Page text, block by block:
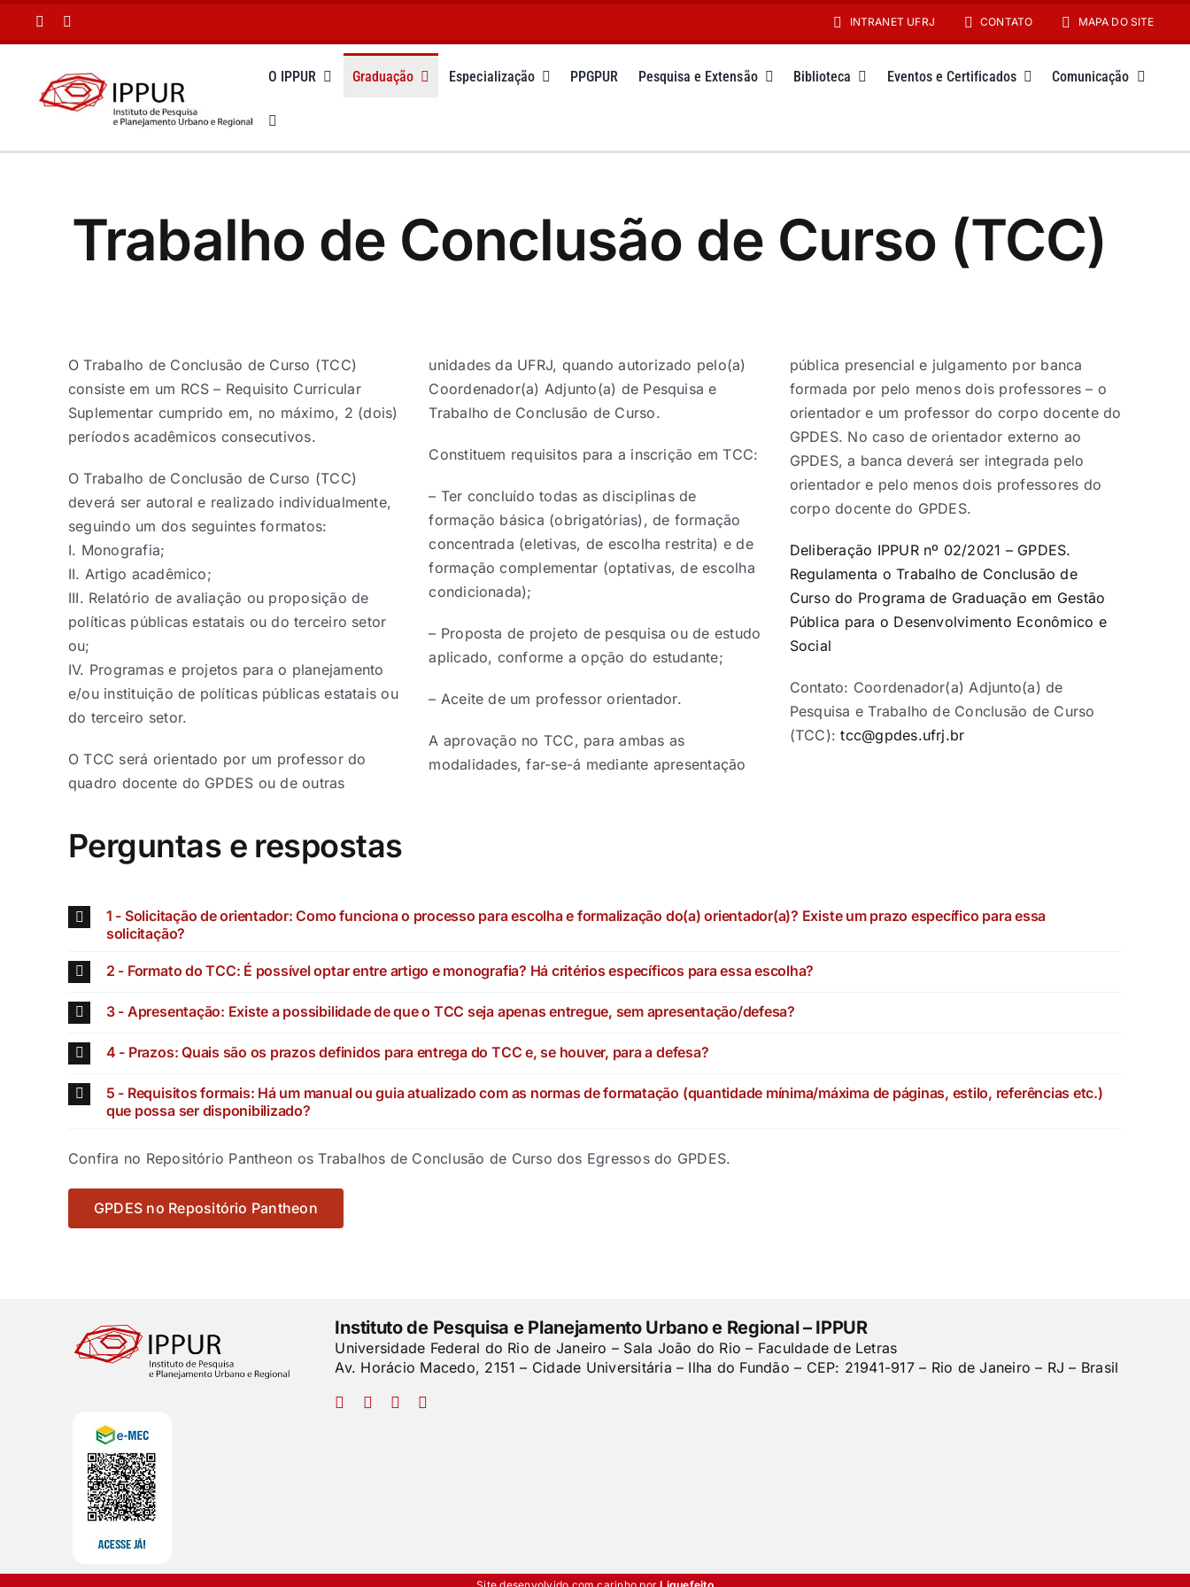
conteúdo
INTRANET UFRJ CONTATO MAPA DO SITE
O IPPUR Graduação Especialização PPGPUR Pesquisa e Extensão Biblioteca Eventos e Certificados Comunicação
Trabalho de Conclusão de Curso (TCC)
O Trabalho de Conclusão de Curso (TCC)
consiste em um RCS – Requisito Curricular
Suplementar cumprido em, no máximo, 2 (dois)
períodos acadêmicos consecutivos.
O Trabalho de Conclusão de Curso (TCC)
deverá ser autoral e realizado individualmente,
seguindo um dos seguintes formatos:
I. Monografia;
II. Artigo acadêmico;
III. Relatório de avaliação ou proposição de
políticas públicas estatais ou do terceiro setor
ou;
IV. Programas e projetos para o planejamento
e/ou instituição de políticas públicas estatais ou
do terceiro setor.
O TCC será orientado por um professor do
quadro docente do GPDES ou de outras
unidades da UFRJ, quando autorizado pelo(a)
Coordenador(a) Adjunto(a) de Pesquisa e
Trabalho de Conclusão de Curso.
Constituem requisitos para a inscrição em TCC:
– Ter concluído todas as disciplinas de
formação básica (obrigatórias), de formação
concentrada (eletivas, de escolha restrita) e de
formação complementar (optativas, de escolha
condicionada);
– Proposta de projeto de pesquisa ou de estudo
aplicado, conforme a opção do estudante;
– Aceite de um professor orientador.
A aprovação no TCC, para ambas as
modalidades, far-se-á mediante apresentação
pública presencial e julgamento por banca
formada por pelo menos dois professores – o
orientador e um professor do corpo docente do
GPDES. No caso de orientador externo ao
GPDES, a banca deverá ser integrada pelo
orientador e pelo menos dois professores do
corpo docente do GPDES.
Deliberação IPPUR nº 02/2021 – GPDES.
Regulamenta o Trabalho de Conclusão de
Curso do Programa de Graduação em Gestão
Pública para o Desenvolvimento Econômico e
Social
Contato: Coordenador(a) Adjunto(a) de
Pesquisa e Trabalho de Conclusão de Curso
(TCC):tcc@gpdes.ufrj.br
Perguntas e respostas
1 - Solicitação de orientador: Como funciona o processo para escolha e formalização do(a) orientador(a)? Existe um prazo específico para essa
solicitação?
2 - Formato do TCC: É possível optar entre artigo e monografia? Há critérios específicos para essa escolha?
3 - Apresentação: Existe a possibilidade de que o TCC seja apenas entregue, sem apresentação/defesa?
4 - Prazos: Quais são os prazos definidos para entrega do TCC e, se houver, para a defesa?
5 - Requisitos formais: Há um manual ou guia atualizado com as normas de formatação (quantidade mínima/máxima de páginas, estilo, referências etc.)
que possa ser disponibilizado?
Confira no Repositório Pantheon os Trabalhos de Conclusão de Curso dos Egressos do GPDES.
GPDES no Repositório Pantheon
Instituto de Pesquisa e Planejamento Urbano e Regional – IPPUR
Universidade Federal do Rio de Janeiro – Sala João do Rio – Faculdade de Letras
Av. Horácio Macedo, 2151 – Cidade Universitária – Ilha do Fundão – CEP: 21941-917 – Rio de Janeiro – RJ – Brasil